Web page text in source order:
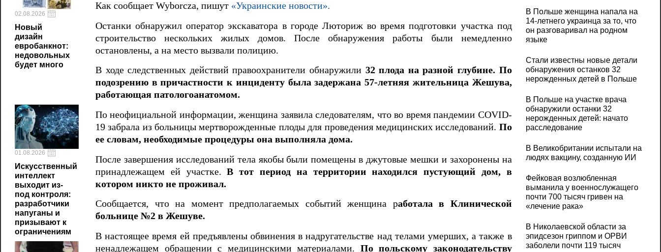
02.08.2026
Новый
дизайн
евробанкнот:
недовольных
будет много
01.08.2026
Искусственный
интеллект
выходит из-
под контроля:
разработчики
напуганы и
призывают к
ограничениям
Как сообщает Wyborcza, пишут «Украинские новости».
Останки обнаружил оператор экскаватора в городе Люториж во время подготовки участка под
строительство нескольких жилых домов. После обнаружения работы были немедленно
остановлены, а на место вызвали полицию.
В ходе следственных действий правоохранители обнаружили 32 плода на разной глубине. По
подозрению в причастности к инциденту была задержана 57-летняя жительница Жешува,
работающая патологоанатомом.
По неофициальной информации, женщина заявила следователям, что во время пандемии COVID-
19 забрала из больницы мертворожденные плоды для проведения медицинских исследований. По
ее словам, необходимые процедуры она выполняла дома.
После завершения исследований тела якобы были помещены в джутовые мешки и захоронены на
принадлежащем ей участке.В тот период на территории находился пустующий дом, в
котором никто не проживал.
Сообщается, что на момент предполагаемых событий женщина работала в Клинической
больнице №2 в Жешуве.
В настоящее время ей предъявлены обвинения в надругательстве над телами умерших, а также в
ненадлежащем обращении с медицинскими материалами. По польскому законодательству
В Польше женщина напала на
14-летнего украинца за то, что
он разговаривал на родном
языке
Стали известны новые детали
обнаружения останков 32
нерожденных детей в Польше
В Польше на участке врача
обнаружили останки 32
нерожденных детей: начато
расследование
В Великобритании испытали на
людях вакцину, созданную ИИ
Фейковая возлюбленная
выманила у военнослужащего
почти 700 тысяч гривен на
«лечение рака»
В Николаевской области за
эпидсезон гриппом и ОРВИ
заболели почти 119 тысяч